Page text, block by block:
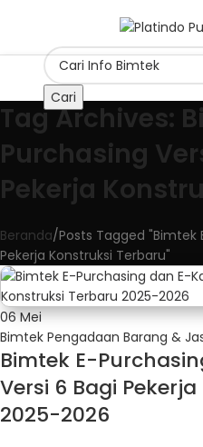
Cari
Tag Archives:
Purchasing
Pekerja
Beranda Posts Tagged "Bimtek
Pekerja Konstruksi Terbaru"
06Mei
Bimtek Pengadaan Barang &
Bimtek E-
Versi 6 Bagi
2025-2026